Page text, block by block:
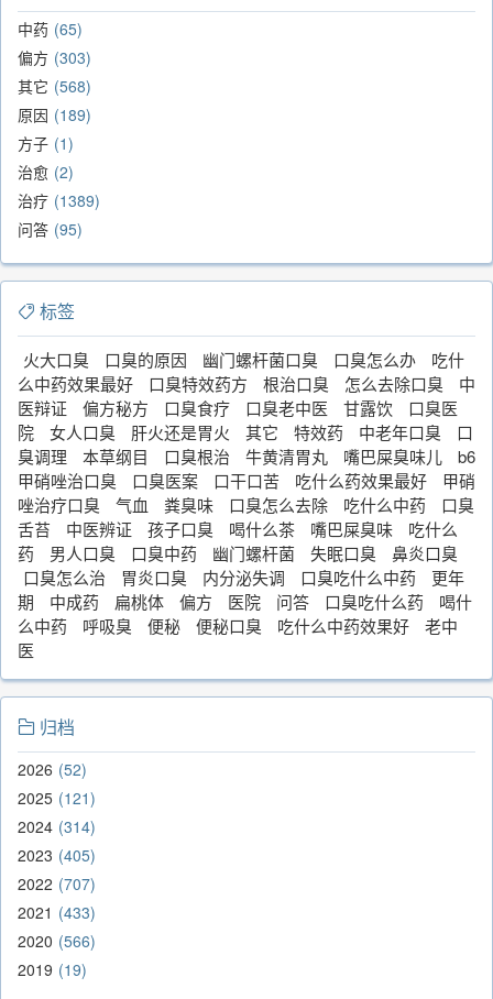
中药 65
偏方 303
其它 568
原因 189
方子 1
治愈 2
治疗 1389
问答 95
标签
火大口臭 口臭的原因 幽门螺杆菌口臭 口臭怎么办
吃什
么中药效果最好
口臭特效药方 根治口臭 怎么去除口臭
中
医辩证
偏方秘方 口臭食疗 口臭老中医 甘露饮
口臭医
院
女人口臭 肝火还是胃火 其它 特效药 中老年口臭
口
臭调理
本草纲目 口臭根治 牛黄清胃丸 嘴巴屎臭味儿
b6
甲硝唑治口臭
口臭医案 口干口苦 吃什么药效果最好
甲硝
唑治疗口臭
气血 粪臭味 口臭怎么去除 吃什么中药
口臭
舌苔
中医辨证 孩子口臭 喝什么茶 嘴巴屎臭味
吃什么
药
男人口臭 口臭中药 幽门螺杆菌 失眠口臭
鼻炎口臭
口臭怎么治
胃炎口臭 内分泌失调 口臭吃什么中药
更年
期
中成药 扁桃体 偏方 医院 问答 口臭吃什么药
喝什
么中药
呼吸臭 便秘 便秘口臭 吃什么中药效果好
老中
医
归档
2026 52
2025 121
2024 314
2023 405
2022 707
2021
433
2020 566
2019 19